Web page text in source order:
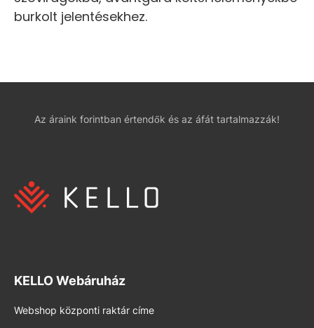
burkolt jelentésekhez.
Az áraink forintban értendők és az áfát tartalmazzák!
KELLO Webáruház
Webshop központi raktár címe